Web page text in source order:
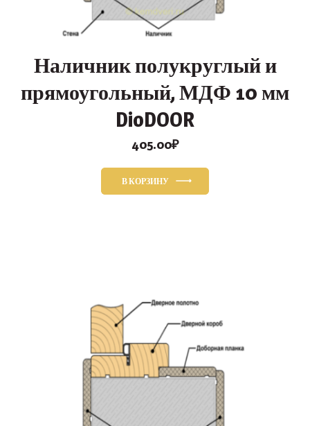
Наличник полукруглый и
прямоугольный, МДФ 10 мм
DioDOOR
405.00₽
В КОРЗИНУ